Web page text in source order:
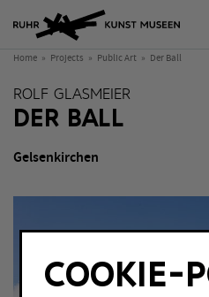
Home Projects Public Art Der Ball
ROLF GLASMEIER
DER BALL
Gelsenkirchen
COOKIE-